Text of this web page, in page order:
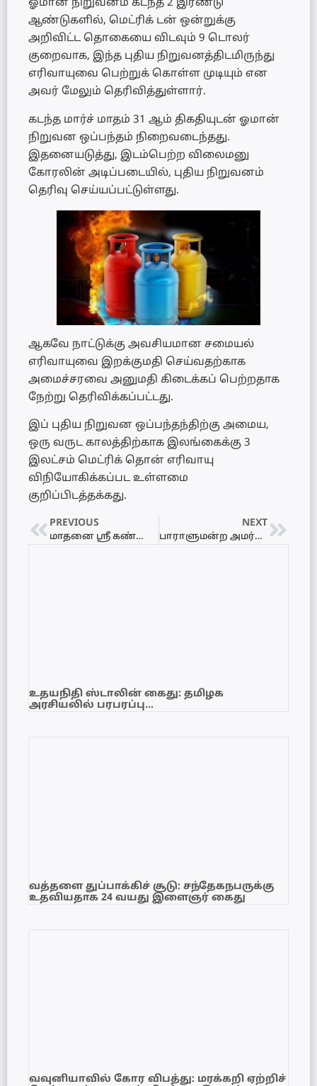
ஓமான் நிறுவனம் கடந்த 2 இரண்டு
ஆண்டுகளில், மெட்ரிக் டன் ஒன்றுக்கு
அறிவிட்ட தொகையை விடவும் 9 டொலர்
குறைவாக, இந்த புதிய நிறுவனத்திடமிருந்து
எரிவாயுவை பெற்றுக் கொள்ள முடியும் என
அவர் மேலும் தெரிவித்துள்ளார்.
கடந்த மார்ச் மாதம் 31 ஆம் திகதியுடன் ஓமான்
நிறுவன ஒப்பந்தம் நிறைவடைந்தது.
இதனையடுத்து, இடம்பெற்ற விலைமனு
கோரலின் அடிப்படையில், புதிய நிறுவனம்
தெரிவு செய்யப்பட்டுள்ளது.
ஆகவே நாட்டுக்கு அவசியமான சமையல்
எரிவாயுவை இறக்குமதி செய்வதற்காக
அமைச்சரவை அனுமதி கிடைக்கப் பெற்றதாக
நேற்று தெரிவிக்கப்பட்டது.
இப் புதிய நிறுவன ஒப்பந்தந்திற்கு அமைய,
ஒரு வருட காலத்திற்காக இலங்கைக்கு 3
இலட்சம் மெட்ரிக் தொன் எரிவாயு
விநியோகிக்கப்பட உள்ளமை
குறிப்பிடத்தக்கது.
PREVIOUS
மாதனை ஸ்ரீ கண்ணகை அம்மன் கோவில் வைகாசி விசாக கடல்நீரில் விளக்குவைப்பு உற்சவம்
NEXT
பாராளுமன்ற அமர்வு நேரலை நிறுத்தம் இரா.சாணக்கியன் கண்டனம்
உதயநிதி ஸ்டாலின் கைது: தமிழக
அரசியலில் பரபரப்பு…
வத்தளை துப்பாக்கிச் சூடு: சந்தேகநபருக்கு
உதவியதாக 24 வயது இளைஞர் கைது
வவுனியாவில் கோர விபத்து: மரக்கறி ஏற்றிச்